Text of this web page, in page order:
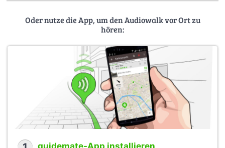
Oder nutze die App, um den Audiowalk vor Ort zu
hören:
guidemate-App installieren